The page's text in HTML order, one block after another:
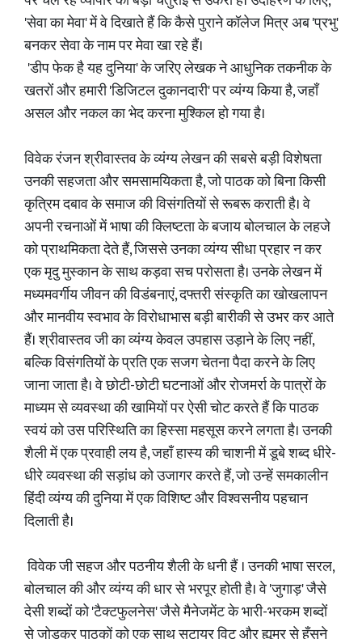
'सेवा का मेवा' में वे दिखाते हैं कि कैसे पुराने कॉलेज मित्र अब 'प्रभु'
बनकर सेवा के नाम पर मेवा खा रहे हैं।
'डीप फेक है यह दुनिया' के जरिए लेखक ने आधुनिक तकनीक के
खतरों और हमारी 'डिजिटल दुकानदारी' पर व्यंग्य किया है, जहाँ
असल और नकल का भेद करना मुश्किल हो गया है।
विवेक रंजन श्रीवास्तव के व्यंग्य लेखन की सबसे बड़ी विशेषता
उनकी सहजता और समसामयिकता है, जो पाठक को बिना किसी
कृत्रिम दबाव के समाज की विसंगतियों से रूबरू कराती है। वे
अपनी रचनाओं में भाषा की क्लिष्टता के बजाय बोलचाल के लहजे
को प्राथमिकता देते हैं, जिससे उनका व्यंग्य सीधा प्रहार न कर
एक मृदु मुस्कान के साथ कड़वा सच परोसता है। उनके लेखन में
मध्यमवर्गीय जीवन की विडंबनाएं, दफ्तरी संस्कृति का खोखलापन
और मानवीय स्वभाव के विरोधाभास बड़ी बारीकी से उभर कर आते
हैं। श्रीवास्तव जी का व्यंग्य केवल उपहास उड़ाने के लिए नहीं,
बल्कि विसंगतियों के प्रति एक सजग चेतना पैदा करने के लिए
जाना जाता है। वे छोटी-छोटी घटनाओं और रोजमर्रा के पात्रों के
माध्यम से व्यवस्था की खामियों पर ऐसी चोट करते हैं कि पाठक
स्वयं को उस परिस्थिति का हिस्सा महसूस करने लगता है। उनकी
शैली में एक प्रवाही लय है, जहाँ हास्य की चाशनी में डूबे शब्द धीरे-
धीरे व्यवस्था की सड़ांध को उजागर करते हैं, जो उन्हें समकालीन
हिंदी व्यंग्य की दुनिया में एक विशिष्ट और विश्वसनीय पहचान
दिलाती है।
विवेक जी सहज और पठनीय शैली के धनी हैं । उनकी भाषा सरल,
बोलचाल की और व्यंग्य की धार से भरपूर होती है। वे 'जुगाड़' जैसे
देसी शब्दों को 'टैक्टफुलनेस' जैसे मैनेजमेंट के भारी-भरकम शब्दों